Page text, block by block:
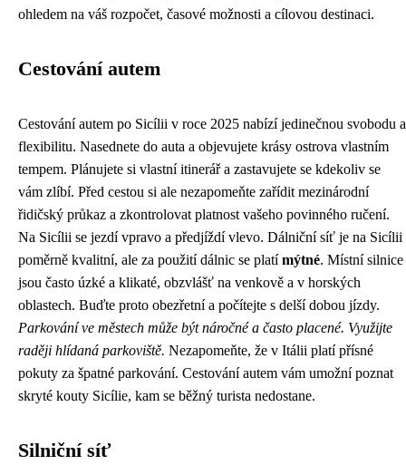
ohledem na váš rozpočet, časové možnosti a cílovou destinaci.
Cestování autem
Cestování autem po Sicílii v roce 2025 nabízí jedinečnou svobodu a
flexibilitu. Nasednete do auta a objevujete krásy ostrova vlastním
tempem. Plánujete si vlastní itinerář a zastavujete se kdekoliv se
vám zlíbí. Před cestou si ale nezapomeňte zařídit mezinárodní
řidičský průkaz a zkontrolovat platnost vašeho povinného ručení.
Na Sicílii se jezdí vpravo a předjíždí vlevo. Dálniční síť je na Sicílii
poměrně kvalitní, ale za použití dálnic se platímýtné. Místní silnice
jsou často úzké a klikaté, obzvlášť na venkově a v horských
oblastech. Buďte proto obezřetní a počítejte s delší dobou jízdy.
Parkování ve městech může být náročné a často placené. Využijte
raději hlídaná parkoviště. Nezapomeňte, že v Itálii platí přísné
pokuty za špatné parkování. Cestování autem vám umožní poznat
skryté kouty Sicílie, kam se běžný turista nedostane.
Silniční síť